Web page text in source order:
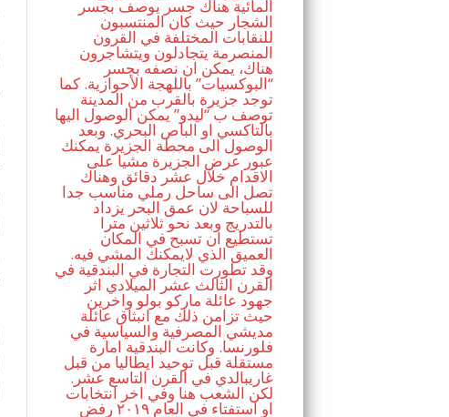
المائية هناك جسر يوصف بجسر
الشجار حيث كان المنتسبون
للنقابات المختلفة في القرون
المنصرمة يتجادلون ويتشاجرون
هناك، يمكن ان نصفه بجسر
“البوكسيات” باللهجة الأحوازية. كما
توجد جزيرة بالقرب من المدينة
توصف ب “ليدو” يمكن الوصول اليها
بالتاكسي او الباص البحري. وبعد
الوصول الى محطة الجزيرة يمكنك
عبور عرض الجزيرة مشيا على
الاقدام خلال عشر دقائق وهناك
تصل الى ساحل رملي مناسب جدا
للسباحة لان عمق البحر يزداد
بالتدريج وبعد نحو ثلاثين مترا
تستطيع ان تسبح في المكان
العميق الذي لايمكنك المشي فيه.
وقد تطورت التجارة في البندقية في
القرن الثالث عشر الميلادي اثر
جهود عائلة ماركو بولو واخرين
حيث تزامن ذلك مع انبثاق عائلة
مديشي المصرفية والسياسية في
فلورنسا. وكانت البندقية امارة
مستقلة قبل توحيد ايطاليا من قبل
غاريبالدي في القرن التاسع عشر.
لكن الشعب هنا وفي اخر انتخابات
او استفتاء في العام ٢٠١٩ رفض